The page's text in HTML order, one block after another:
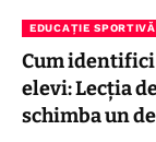
EDUCAȚIE SPORTIVĂ
Cum
elevi: Lecția
schimba un